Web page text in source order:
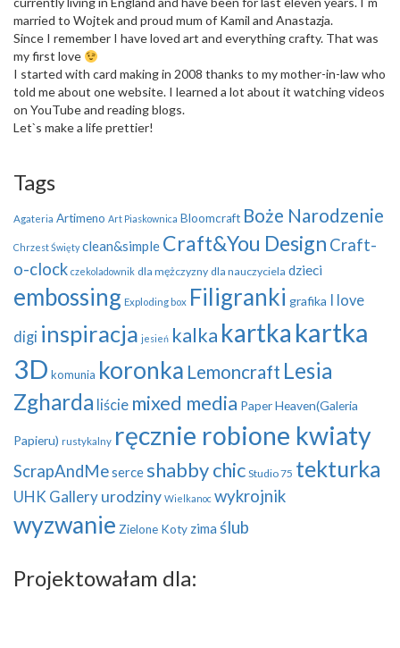
married to Wojtek and proud mum of Kamil and Anastazja.
Since I remember I have loved art and everything crafty. That was
my first love
I started with card making in 2008 thanks to my mother-in-law who
told me about one website. I learned a lot about it watching videos
on YouTube and reading blogs.
Let`s make a life prettier!
Tags
Agateria Artimeno Art Piaskownica Bloomcraft Boże Narodzenie
Chrzest Święty clean&simple Craft&You Design Craft-
o-clock czekoladownik dla mężczyzny dla nauczyciela dzieci
embossing Exploding box Filigranki grafika I love
digi inspiracja jesień kalka kartka kartka
3D komunia koronka Lemoncraft Lesia
Zgharda liście mixed media Paper Heaven(Galeria
Papieru) rustykalny ręcznie robione kwiaty
ScrapAndMeserce shabby chic Studio 75 tekturka
UHK Galleryurodziny Wielkanoc wykrojnik
wyzwanie Zielone Koty zima ślub
Projektowałam dla: